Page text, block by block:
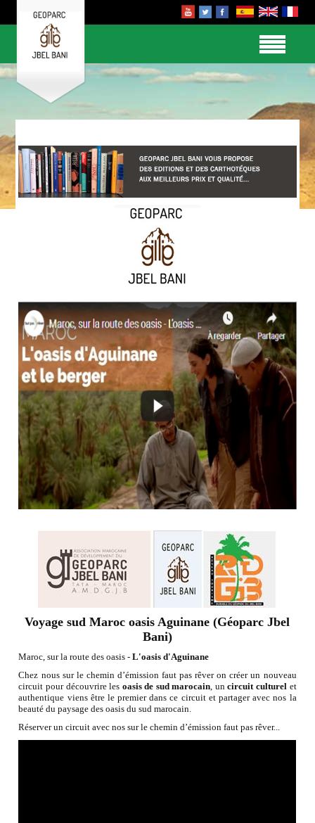
Voyage sud Maroc oasis Aguinane (Géoparc Jbel
Bani)
Maroc, sur la route des oasis -L'oasis d'Aguinane
Chez nous sur le chemin d’émission faut pas rêver on créer un nouveau
circuit pour découvrire les oasis de sud marocain, uncircuit culturel et
authentique viens être le premier dans ce circuit et partager avec nos la
beauté du paysage des oasis du sud marocain.
Réserver un circuit avec nos sur le chemin d’émission faut pas rêver...